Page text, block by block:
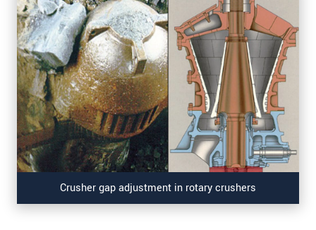
Crusher gap adjustment in rotary crushers